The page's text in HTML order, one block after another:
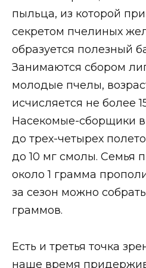
пыльца, из которой
секретом пчелиных
образуется полезный
Занимаются сбором
молодые пчелы,
исчисляется не более
Насекомые-сборщики
до трех-четырех
до 10 мг смолы. Семья
около 1 грамма
за сезон можно
граммов.
Есть и третья точка
наше время